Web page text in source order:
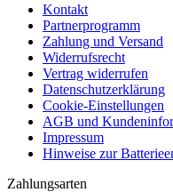
Kontakt
Partnerprogramm
Zahlung und Versand
Widerrufsrecht
Vertrag widerrufen
Datenschutzerklärung
Cookie-Einstellungen
AGB und
Impressum
Hinweise zur
Zahlungsarten